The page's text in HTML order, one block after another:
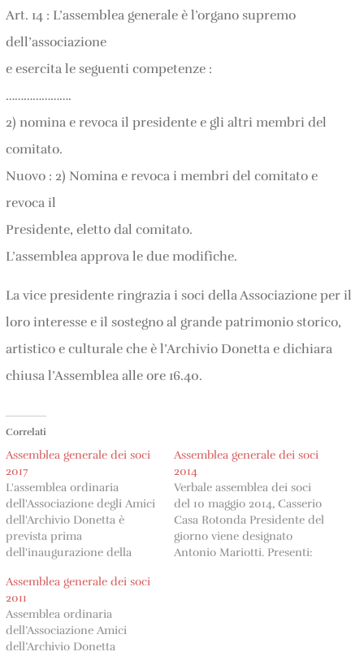
Art. 14 : L’assemblea generale è l’organo supremo
dell’associazione
e esercita le seguenti competenze :
………………….
2) nomina e revoca il presidente e gli altri membri del
comitato.
Nuovo : 2) Nomina e revoca i membri del comitato e
revoca il
Presidente, eletto dal comitato.
L’assemblea approva le due modifiche.
La vice presidente ringrazia i soci della Associazione per il
loro interesse e il sostegno al grande patrimonio storico,
artistico e culturale che è l’Archivio Donetta e dichiara
chiusa l’Assemblea alle ore 16.40.
Correlati
Assemblea generale dei soci
2017
L'assemblea ordinaria
dell'Associazione degli Amici
dell'Archivio Donetta è
prevista prima
dell'inaugurazione della
Caterina Foletti per il sabato
6 maggio 2017 alle 15:00 alla
Casa Rotonda a Casserio,
con il seguente ordine del
giorno: Nomina del
Assemblea generale dei soci
2014
Verbale assemblea dei soci
del 10 maggio 2014, Casserio
Casa Rotonda Presidente del
giorno viene designato
Antonio Mariotti. Presenti:
Assemblea generale dei soci
2011
Assemblea ordinaria
dell’Associazione Amici
dell’Archivio Donetta